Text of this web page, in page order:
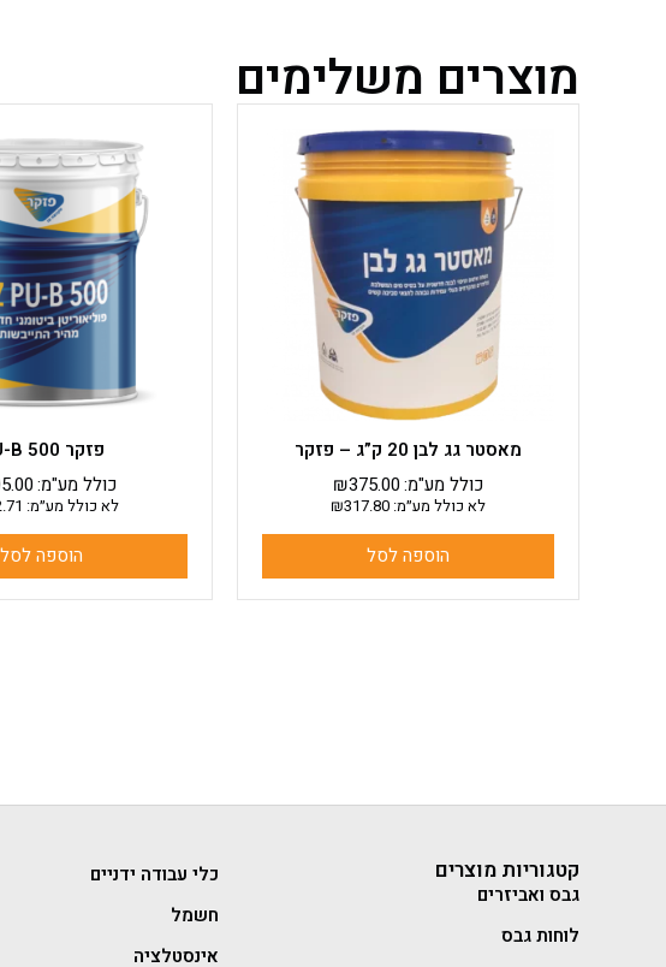
מוצרים משלימים
מאסטר גג לבן 20 ק”ג – פזקר
₪375.00כולל מע"מ:
לא כולל מע״מ: ₪317.80
הוספה לסל
פזקר PU-B 500
כולל מע"מ:
לא כולל מע״מ:
הוספה לסל
קטגוריות מוצרים
גבס ואביזרים
לוחות גבס
כלי עבודה ידניים
חשמל
אינסטלציה